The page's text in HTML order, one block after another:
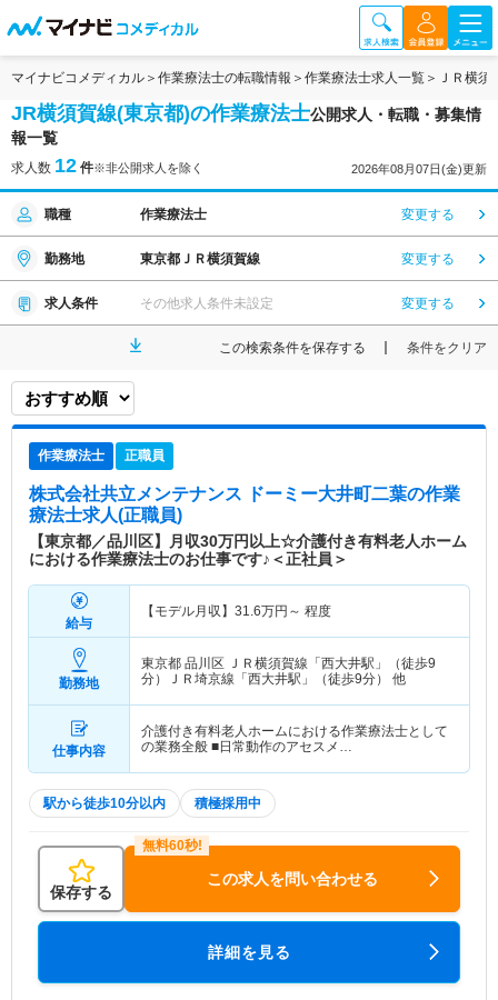
マイナビコメディカル 作業療法士の転職情報 作業療法士求人一覧 ＪＲ横
JR横須賀線(東京都)の作業療法士公開求人・転職・募集情
報一覧
求人数 12 件※非公開求人を除く 2026年08月07日(金)更新
職種 作業療法士 変更する
勤務地 東京都ＪＲ横須賀線 変更する
求人条件 その他求人条件未設定 変更する
この検索条件を保存する 条件をクリア
作業療法士 正職員
株式会社共立メンテナンス ドーミー大井町二葉の作業
療法士求人(正職員)
【東京都／品川区】月収30万円以上☆介護付き有料老人ホーム
における作業療法士のお仕事です♪＜正社員＞
給与
【モデル月収】 31.6万円～ 程度
勤務地
東京都 品川区 ＪＲ横須賀線「西大井駅」（徒歩9
分）ＪＲ埼京線「西大井駅」（徒歩9分） 他
仕事内容
介護付き有料老人ホームにおける作業療法士として
の業務全般 ■日常動作のアセスメ…
駅から徒歩10分以内 積極採用中
保存する
この求人を問い合わせる
詳細を見る